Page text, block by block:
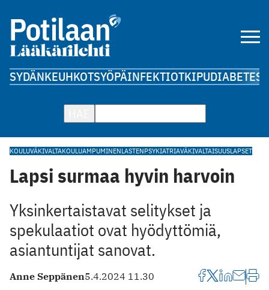
SYDÄNKEUHKOTSYÖPÄINFEKTIOTKIPUDIABETES
KOULUVÄKIVALTAKOULUAMPUMINENLASTENPSYKIATRIAVÄKIVALTAISUUSLAPSET
Lapsi surmaa hyvin harvoin
Yksinkertaistavat selitykset ja
spekulaatiot ovat hyödyttömiä,
asiantuntijat sanovat.
Anne Seppänen5.4.2024 11.30